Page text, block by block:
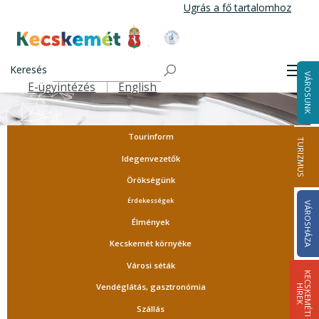
tartalomra
Ugrás a fő tartalomhoz
Kecskemét Város Honlapja
Keresés
Felső navigáció
E-ügyintézés English VÁROSUNK
TURIZMUS
VÁROSHÁZA
K
E
C
S
K
E
M
É
T
I
HÍ
R
E
K
Tourinform
Idegenvezetők
Örökségünk
Érdekességek
Élmények
Kecskemét környéke
Városi séták
Vendéglátás, gasztronómia
Szállás